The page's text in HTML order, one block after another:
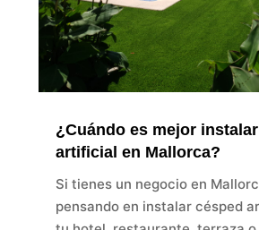
¿Cuándo es mejor
artificial en Mallorca?
Si tienes un negocio en
pensando en instalar césped